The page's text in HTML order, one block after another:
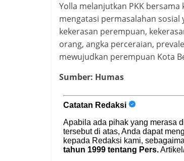
Yolla melanjutkan PKK
mengatasi permasalahan
kekerasan perempuan,
orang, angka perceraian,
mewujudkan perempuan Kota
Sumber: Humas